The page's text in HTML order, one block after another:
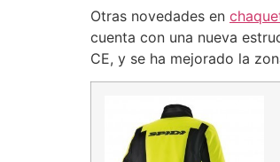
Otras novedades en
cuenta con una nueva
CE, y se ha mejorado la